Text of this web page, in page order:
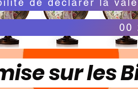
00
sur les